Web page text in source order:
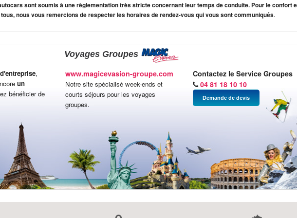
sont soumis à une règlementation très stricte concernant leur temps de conduite. Pour le confort
nous vous remercions de respecter les horaires de rendez-vous qui vous sont communiqués.
Voyages Groupes
,
un
bénéficier de
www.magicevasion-groupe.com
Notre site spécialisé week-ends et
courts séjours pour les voyages
groupes.
Contactez le Service Groupes
04 81 18 10 10
Demande de devis